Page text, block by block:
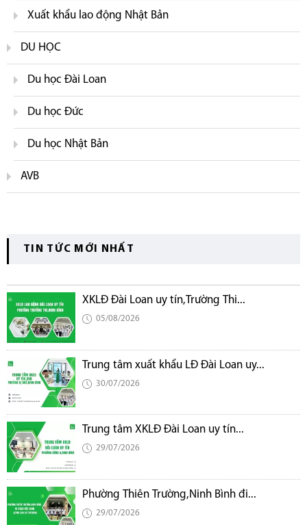
Xuất khẩu lao động Nhật Bản
DU HỌC
Du học Đài Loan
Du học Đức
Du học Nhật Bản
AVB
TIN TỨC MỚI NHẤT
XKLĐ Đài Loan uy tín,Trường Thi...
05/08/2026
Trung tâm xuất khẩu LĐ Đài Loan uy...
30/07/2026
Trung tâm XKLĐ Đài Loan uy tín...
29/07/2026
Phường Thiên Trường,Ninh Bình đi...
29/07/2026